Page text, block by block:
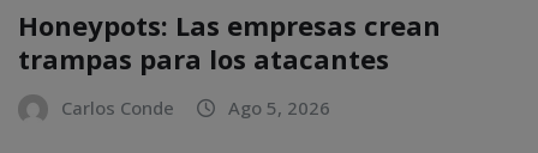
Honeypots: Las empresas crean
trampas para los atacantes
Carlos Conde Ago 5, 2026